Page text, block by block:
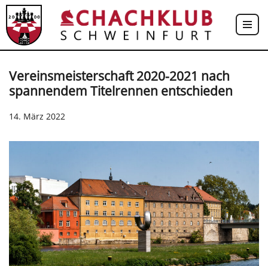
Zum
Inhalt
Vereinsmeisterschaft 2020-2021 nach
spannendem Titelrennen entschieden
14. März 2022